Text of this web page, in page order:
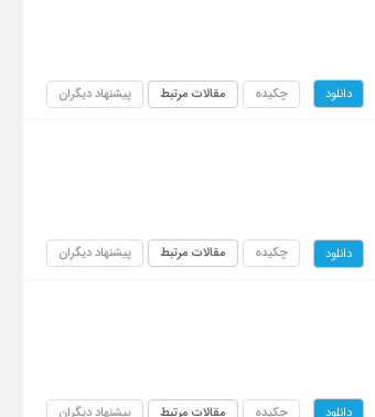
دانلود چکیده مقالات مرتبط پیشنهاد دیگران
دانلود چکیده مقالات مرتبط پیشنهاد دیگران
دانلود چکیده مقالات مرتبط پیشنهاد دیگران